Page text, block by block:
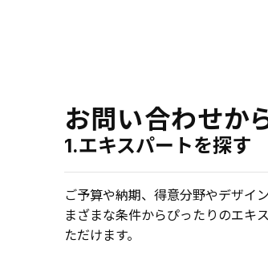
お問い合わせか
1.エキスパートを探す
ご予算や納期、得意分野やデザイ
まざまな条件からぴったりのエキ
ただけます。